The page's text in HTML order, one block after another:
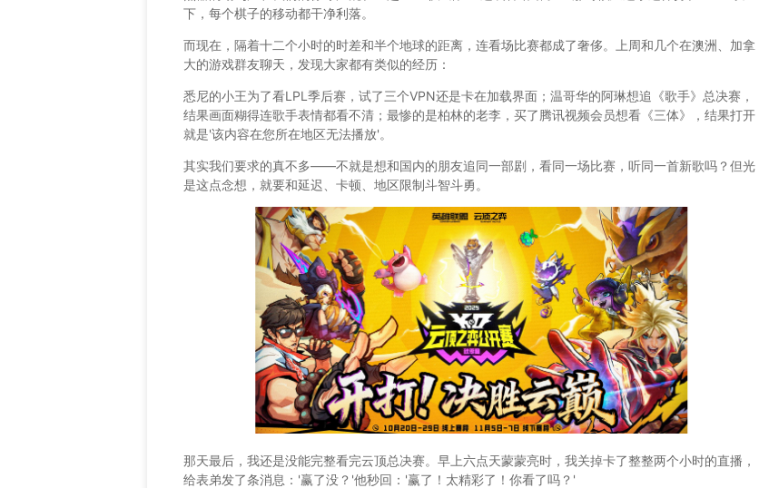
下，每个棋子的移动都干净利落。
而现在，隔着十二个小时的时差和半个地球的距离，连看场比赛都成了奢侈。上周和几个在澳洲、加拿
大的游戏群友聊天，发现大家都有类似的经历：
悉尼的小王为了看LPL季后赛，试了三个VPN还是卡在加载界面；温哥华的阿琳想追《歌手》总决赛，
结果画面糊得连歌手表情都看不清；最惨的是柏林的老李，买了腾讯视频会员想看《三体》，结果打开
就是'该内容在您所在地区无法播放'。
其实我们要求的真不多——不就是想和国内的朋友追同一部剧，看同一场比赛，听同一首新歌吗？但光
是这点念想，就要和延迟、卡顿、地区限制斗智斗勇。
那天最后，我还是没能完整看完云顶总决赛。早上六点天蒙蒙亮时，我关掉卡了整整两个小时的直播，
给表弟发了条消息：'赢了没？'他秒回：'赢了！太精彩了！你看了吗？'